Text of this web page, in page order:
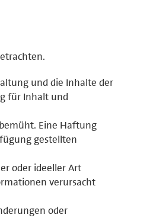
und die Inhalte der
für Inhalt und
Eine Haftung
gestellten
oder ideeller Art
verursacht
oder